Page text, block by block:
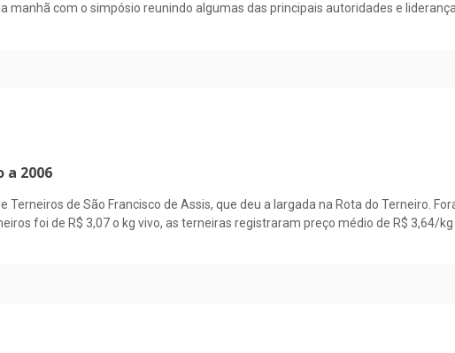
manhã com o simpósio reunindo algumas das principais autoridades e
a 2006
de São Francisco de Assis, que deu a largada na Rota do Terneiro.
foi de R$ 3,07 o kg vivo, as terneiras registraram preço médio de R$ 3,64/